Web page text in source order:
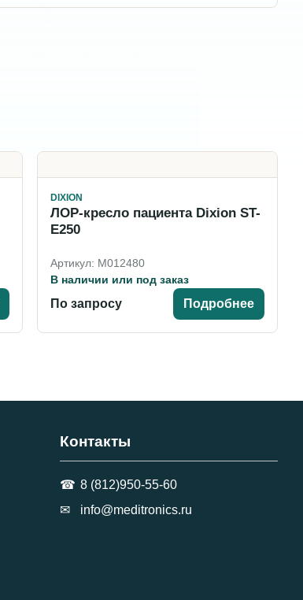
DIXION
ЛОР-кресло пациента Dixion ST-
E250
Артикул: M012480
В наличии или под заказ
По запросу Подробнее
Контакты
8 (812)950-55-60
info@meditronics.ru